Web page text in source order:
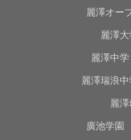
麗澤オー
麗澤
麗澤中
麗澤瑞浪
麗
廣池学園